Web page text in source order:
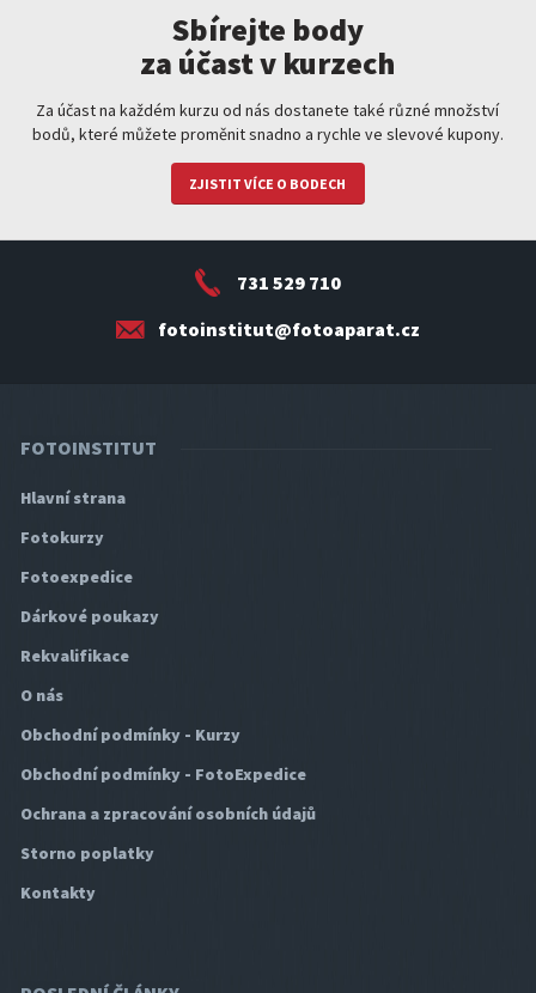
Sbírejte body
za účast v kurzech
Za účast na každém kurzu od nás dostanete také různé množství
bodů, které můžete proměnit snadno a rychle ve slevové kupony.
ZJISTIT VÍCE O BODECH
731 529 710
fotoinstitut@fotoaparat.cz
FOTOINSTITUT
Hlavní strana
Fotokurzy
Fotoexpedice
Dárkové poukazy
Rekvalifikace
O nás
Obchodní podmínky - Kurzy
Obchodní podmínky - FotoExpedice
Ochrana a zpracování osobních údajů
Storno poplatky
Kontakty